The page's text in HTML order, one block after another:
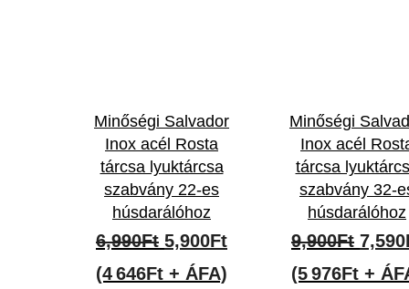
Minőségi Salvador
Inox acél Rosta
tárcsa lyuktárcsa
szabvány 22-es
húsdarálóhoz
6,990Ft Original
price
5,900FtCurrent
(4 646Ft + ÁFA)
Minőségi
Inox acél
tárcsa
szabvány 32-
húsdarálóhoz
9,900Ft
price
7,590
(5 976Ft +